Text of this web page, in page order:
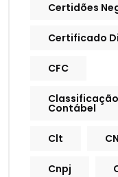
Certidões
Certificado
CFC
Contábel
Clt
Cnpj